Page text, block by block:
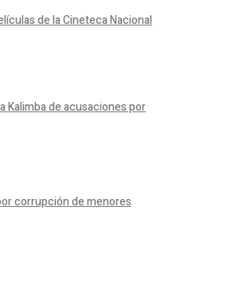
de la Cineteca Nacional
Kalimba de acusaciones por
corrupción de menores